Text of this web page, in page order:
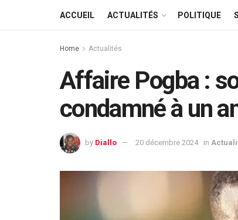
ACCUEIL ACTUALITÉS POLITIQUE
Home Actualités
Affaire Pogba :
condamné à un
by Diallo 20 décembre 2024 in